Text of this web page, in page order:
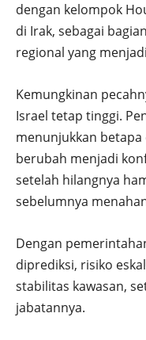
dengan kelompok
di Irak, sebagai
regional yang
Kemungkinan
Israel tetap tinggi.
menunjukkan
berubah menjadi
setelah hilangnya
sebelumnya
Dengan
diprediksi, risiko
stabilitas kawasan,
jabatannya.